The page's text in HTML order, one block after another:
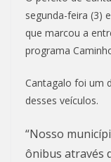
segunda-feira (3)
que marcou a
programa
Cantagalo foi um
desses veículos.
“Nosso
ônibus através